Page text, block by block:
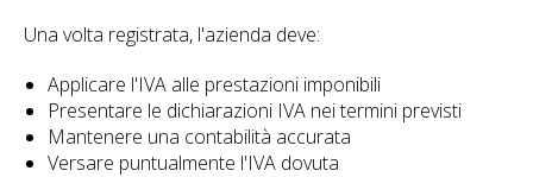
Una volta registrata, l'azienda deve:
Applicare l'IVA alle prestazioni imponibili
Presentare le dichiarazioni IVA nei termini previsti
Mantenere una contabilità accurata
Versare puntualmente l'IVA dovuta